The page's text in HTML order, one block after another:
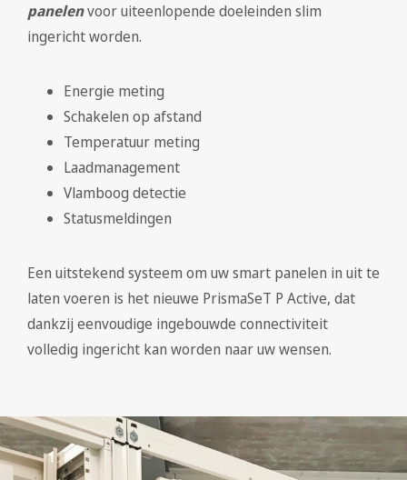
panelenvoor uiteenlopende doeleinden slim
ingericht worden.
Energie meting
Schakelen op afstand
Temperatuur meting
Laadmanagement
Vlamboog detectie
Statusmeldingen
Een uitstekend systeem om uw smart panelen in uit te
laten voeren is het nieuwe PrismaSeT P Active, dat
dankzij eenvoudige ingebouwde connectiviteit
volledig ingericht kan worden naar uw wensen.